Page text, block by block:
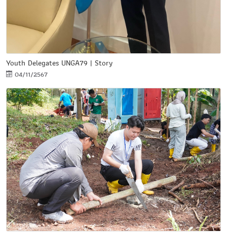
Youth Delegates UNGA79 | Story
04/11/2567